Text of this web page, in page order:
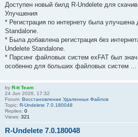
Доступен новый билд R-Undelete для
Улучшения
* Регистрация по интернету была улучшена
Standalone.
* Была добавлена регистрация без
Undelete Standalone.
* Парсинг файловых систем exFAT был
особенно для больших файловых систем ...
by R-tt Team
24 Jun 2026, 17:32
Forum: Восстановление Удаленных Файлов
Topic: R-Undelete 7.0.180048
Replies: 0
Views: 321
R-Undelete 7.0.180048